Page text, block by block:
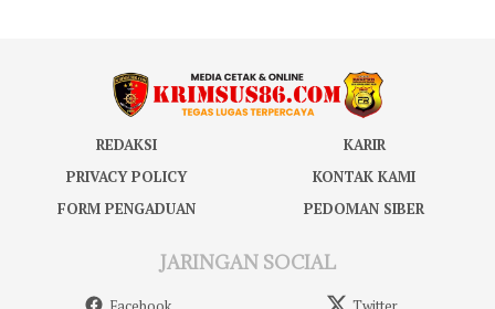
REDAKSI
KARIR
PRIVACY POLICY
KONTAK KAMI
FORM PENGADUAN
PEDOMAN SIBER
JARINGAN SOCIAL